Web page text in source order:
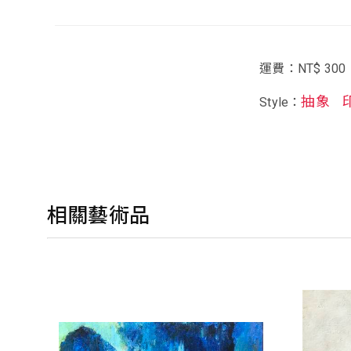
運費：NT$ 300
Style：抽象
相關藝術品